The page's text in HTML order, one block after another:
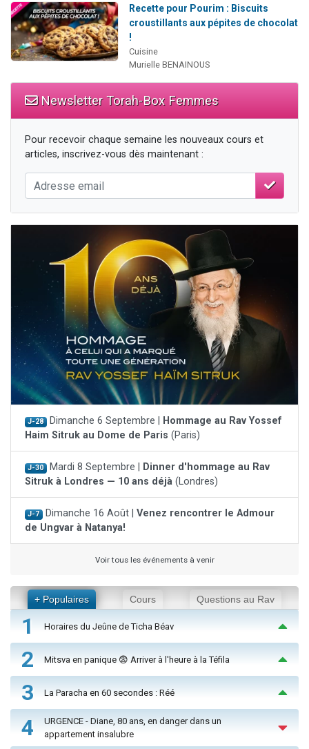
Recette pour Pourim : Biscuits
croustillants aux pépites de chocolat
!
Cuisine
Murielle BENAINOUS
Newsletter Torah-Box Femmes
Pour recevoir chaque semaine les nouveaux cours et
articles, inscrivez-vous dès maintenant :
J-28 Dimanche 6 Septembre |
Hommage au Rav Yossef
Haim Sitruk au Dome de Paris (Paris)
J-30 Mardi 8 Septembre |
Dinner d'hommage au Rav
Sitruk à Londres — 10 ans déjà (Londres)
J-7 Dimanche 16 Août | Venez rencontrer le Admour
de Ungvar à Natanya!
Voir tous les événements à venir
+ Populaires Cours Questions au Rav
1 Horaires du Jeûne de Ticha Béav
2 Mitsva en panique 😨 Arriver à l'heure à la Téfila
3 La Paracha en 60 secondes : Réé
4
URGENCE - Diane, 80 ans, en danger dans un
appartement insalubre